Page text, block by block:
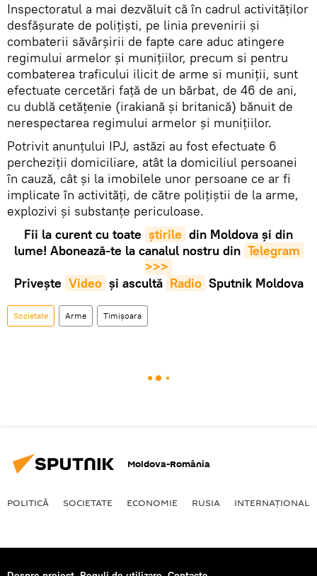
Inspectoratul a mai dezvăluit că în cadrul activităților
desfășurate de polițiști, pe linia prevenirii și
combaterii săvârșirii de fapte care aduc atingere
regimului armelor și munițiilor, precum si pentru
combaterea traficului ilicit de arme si muniții, sunt
efectuate cercetări față de un bărbat, de 46 de ani,
cu dublă cetățenie (irakiană și britanică) bănuit de
nerespectarea regimului armelor și munițiilor.
Potrivit anunțului IPJ, astăzi au fost efectuate 6
percheziții domiciliare, atât la domiciliul persoanei
în cauză, cât și la imobilele unor persoane ce ar fi
implicate în activități, de către polițiștii de la arme,
explozivi și substanțe periculoase.
Fii la curent cu toate știrile din Moldova și din
lume! Abonează-te la canalul nostru din Telegram
>>>
Privește Video și ascultă Radio Sputnik Moldova
Societate Arme Timișoara
Moldova-România
POLITICĂ SOCIETATE ECONOMIE RUSIA INTERNAŢIONAL